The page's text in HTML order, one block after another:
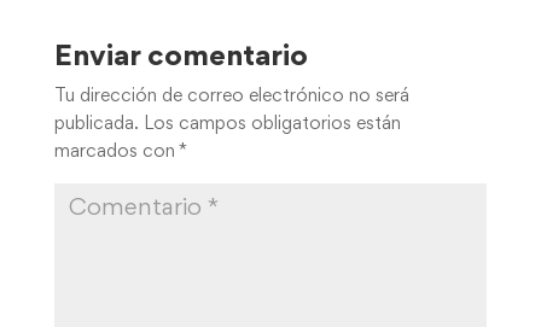
Enviar comentario
Tu dirección de correo electrónico no será
publicada. Los campos obligatorios están
marcados con *